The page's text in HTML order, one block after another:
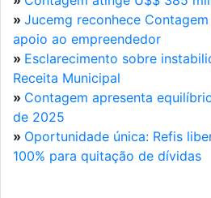
» Jucemg reconhece
apoio ao empreendedor
» Esclarecimento sobre
Receita Municipal
» Contagem apresenta
de 2025
» Oportunidade única: Refis
100% para quitação de dívidas